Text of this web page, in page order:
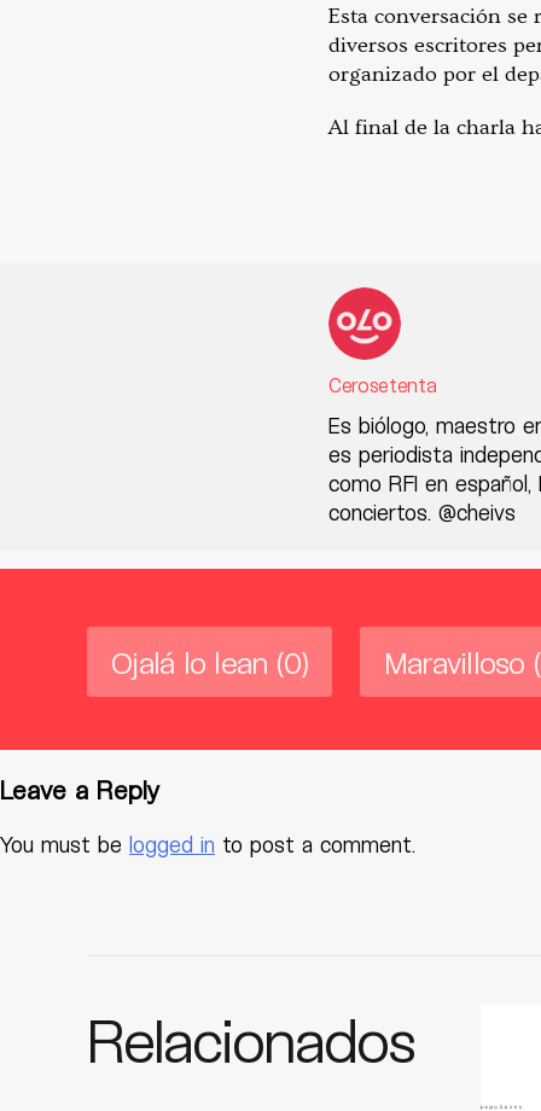
Esta conversación se
diversos escritores
organizado por el
Al final de la charla
Cerosetenta
Es biólogo, maestro
es periodista
como RFI en
conciertos. @cheivs
Ojalá lo lean (0) Maravilloso
Leave a Reply
You must be logged in to post a comment.
Relacionados